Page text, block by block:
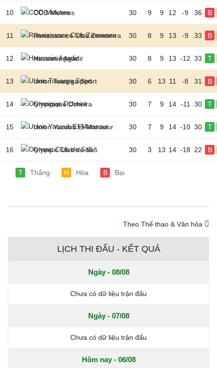
10 COD Meknes 30 9 9 12 -9 36 B
11 Renaissance Club Zemamra 30 8 9 13 -9 33 B
12 Hassania Agadir 30 8 9 13 -12 33 T
13 Union Touarga Sport 30 6 13 11 -8 31 B
14 Olympique Dcheira 30 7 9 14 -11 30 T
15 Union Yacoub El-Mansour 30 7 9 14 -10 30 T
16 Olympic Club de Safi 30 3 13 14 -18 22 B
T Thắng H Hòa B Bại
Theo Thể thao & Văn hóa
LỊCH THI ĐẤU - KẾT QUẢ
Ngày - 08/08
Chưa có dữ liệu trận đấu
Ngày - 07/08
Chưa có dữ liệu trận đấu
Hôm nay - 06/08